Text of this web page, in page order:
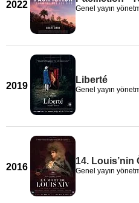
2022 Genel yayın
2019
Liberté
Genel yayın
2016
14. Louis’nin
Genel yayın